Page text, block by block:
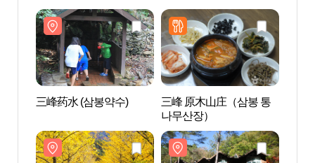
三峰药水 (삼봉약수)
三峰 原木山庄（삼봉 통
나무산장）